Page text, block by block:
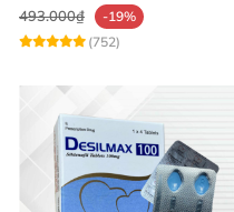
493.000₫
-19%
(752)